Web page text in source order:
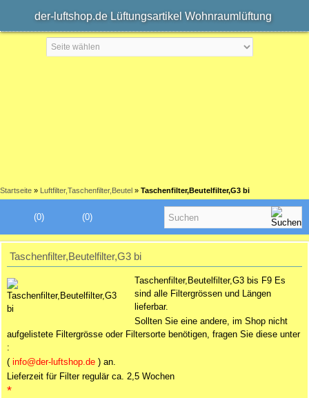
der-luftshop.de Lüftungsartikel Wohnraumlüftung
Startseite » Luftfilter,Taschenfilter,Beutel » Taschenfilter,Beutelfilter,G3 bi
(0)
(0)
Taschenfilter,Beutelfilter,G3 bi
Taschenfilter,Beutelfilter,G3 bis F9 Es
sind alle Filtergrössen und Längen
lieferbar.
Sollten Sie eine andere, im Shop nicht
aufgelistete Filtergrösse oder Filtersorte benötigen, fragen Sie diese unter
:
( info@der-luftshop.de ) an.
Lieferzeit für Filter regulär ca. 2,5 Wochen
*